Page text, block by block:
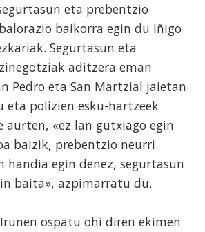
eta prebentzio
baikorra egin du Iñigo
Segurtasun eta
aditzera eman
Pedro eta San Martzial jaietan
eta polizien esku-hartzeek
aurten, «ez lan gutxiago egin
baizik, prebentzio neurri
handia egin denez, segurtasun
baita», azpimarratu du.
ospatu ohi diren ekimen